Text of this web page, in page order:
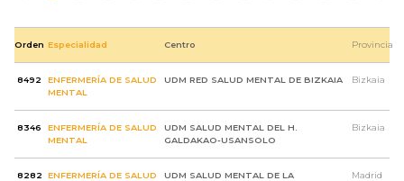
Orden Especialidad Centro Provincia
8492
ENFERMERÍA DE SALUD
MENTAL
UDM RED SALUD MENTAL DE BIZKAIA Bizkaia
8346
ENFERMERÍA DE SALUD
MENTAL
UDM SALUD MENTAL DEL H.
GALDAKAO-USANSOLO
Bizkaia
8282
ENFERMERÍA DE SALUD
UDM SALUD MENTAL DE LA
Madrid